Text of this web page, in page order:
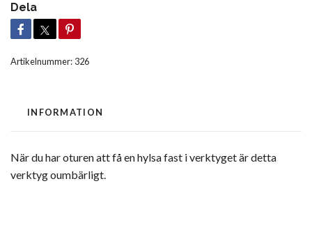
Dela
Artikelnummer: 326
INFORMATION
När du har oturen att få en hylsa fast i verktyget är detta
verktyg oumbärligt.